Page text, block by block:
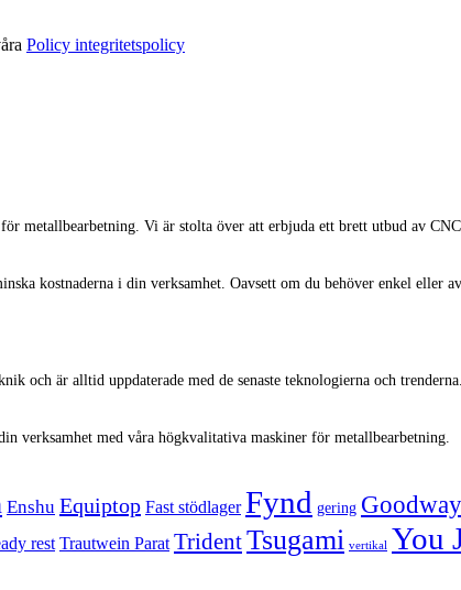
Policy integritetspolicy
metallbearbetning. Vi är stolta över att erbjuda ett brett utbud av
kostnaderna i din verksamhet. Oavsett om du behöver enkel eller
och är alltid uppdaterade med de senaste teknologierna och
verksamhet med våra högkvalitativa maskiner för metallbearbetning.
Enshu Equiptop Fast stödlager Fynd gering Goodway
rest Trautwein Parat TridentTsugami vertikal You